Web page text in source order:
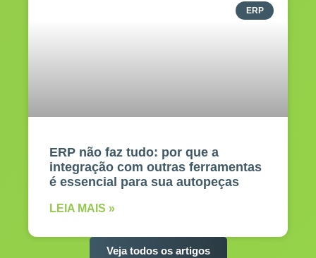
ERP
ERP não faz tudo: por que a
integração com outras ferramentas
é essencial para sua autopeças
LEIA MAIS »
Veja todos os artigos